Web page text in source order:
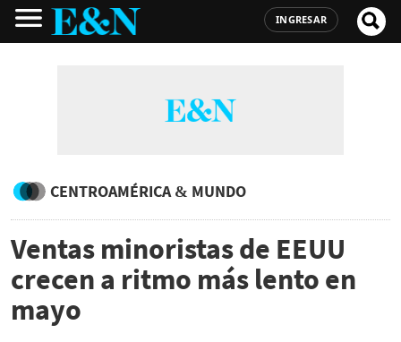
INGRESAR
CENTROAMÉRICA & MUNDO
Ventas minoristas de EEUU
crecen a ritmo más lento en
mayo